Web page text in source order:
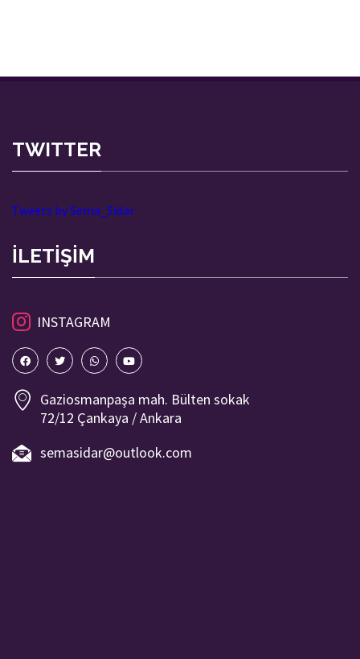
TWITTER
Tweets by Sema_Sidar
İLETİŞİM
INSTAGRAM
Gaziosmanpaşa mah. Bülten sokak
72/12 Çankaya / Ankara
semasidar@outlook.com